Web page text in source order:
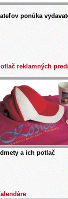
ponúka
reklamných
a ich potlač